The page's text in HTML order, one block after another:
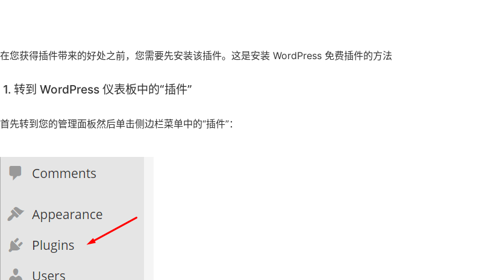
在您获得插件带来的好处之前，您需要先安装该插件。这是安装 WordPress 免费插件的方法
1. 转到 WordPress 仪表板中的“插件”
首先转到您的管理面板然后单击侧边栏菜单中的“插件”：